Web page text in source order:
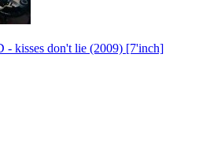
kisses don't lie (2009) [7'inch]